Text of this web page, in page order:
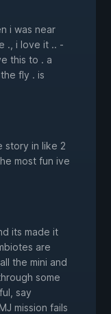
i was near
., i love it .. -
this to . a
fly . is
story in like 2
most fun ive
its made it
are
the mini and
some
say
mission fails